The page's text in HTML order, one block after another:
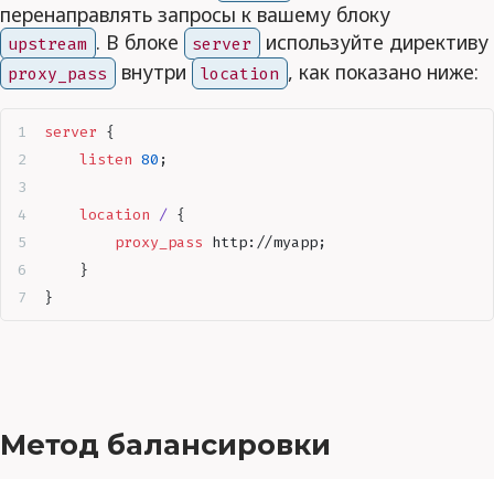
перенаправлять запросы к вашему блоку
upstream . В блоке server используйте директиву
proxy_pass внутри location , как показано ниже:
server {
    listen
80 ;
    location
/ {
        proxy_pass
http://myapp;
    }
}
Метод балансировки